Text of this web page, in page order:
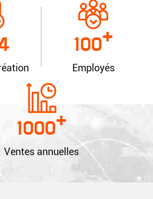
100+
Employés
1000+
Ventes annuelles